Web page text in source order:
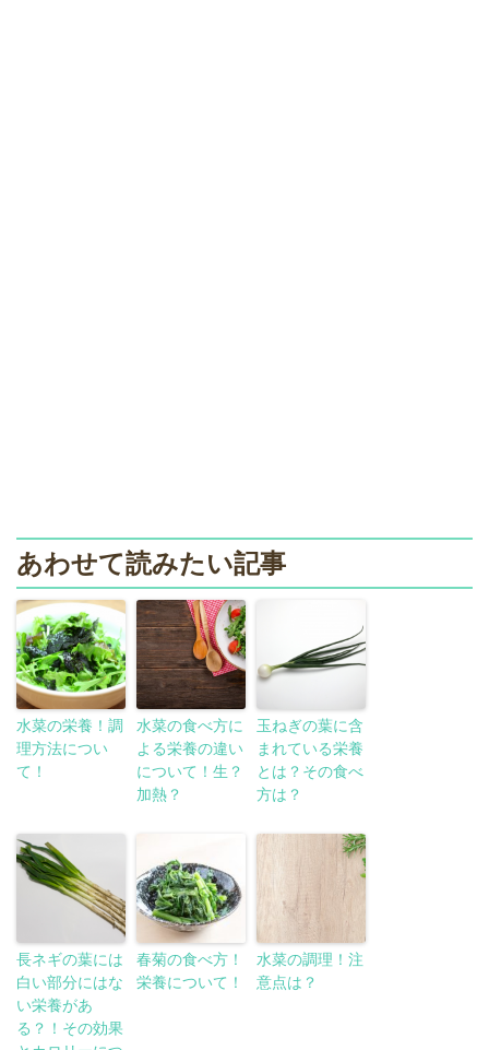
あわせて読みたい記事
水菜の栄養！調
理方法につい
て！
水菜の食べ方に
よる栄養の違い
について！生？
加熱？
玉ねぎの葉に含
まれている栄養
とは？その食べ
方は？
長ネギの葉には
白い部分にはな
い栄養があ
る？！その効果
春菊の食べ方！
栄養について！
水菜の調理！注
意点は？